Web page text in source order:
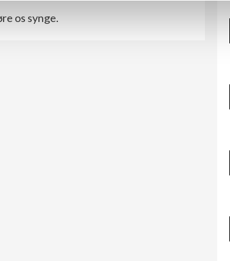
os synge.